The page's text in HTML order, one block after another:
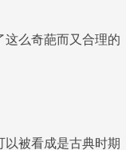
这么奇葩而又合理的
被看成是古典时期